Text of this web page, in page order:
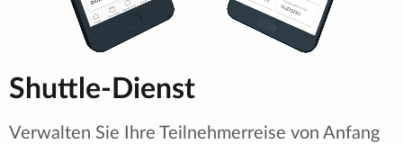
Shuttle-Dienst
Verwalten Sie Ihre Teilnehmerreise von Anfang